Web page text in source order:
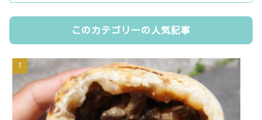
このカテゴリーの人気記事